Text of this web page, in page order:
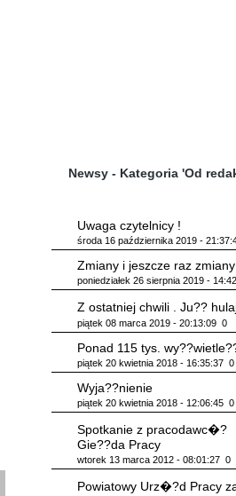
Newsy - Kategoria 'Od
Uwaga czytelnicy !
środa 16 października 2019 -
Zmiany i jeszcze raz zmiany
poniedziałek 26 sierpnia 2019 -
Z ostatniej chwili . Ju??
piątek 08 marca 2019 - 20:13:09 0
Ponad 115 tys.
piątek 20 kwietnia 2018 - 16:35:37 0
Wyja??nienie
piątek 20 kwietnia 2018 - 12:06:45 0
Spotkanie z pracodawc�?
Gie??da Pracy
wtorek 13 marca 2012 - 08:01:27 0
Powiatowy Urz�?d Pracy